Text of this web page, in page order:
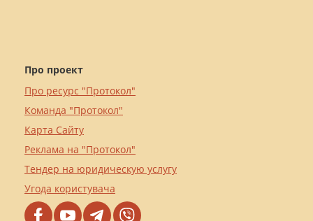
Про проект
Про ресурс "Протокол"
Команда "Протокол"
Карта Сайту
Реклама на "Протокол"
Тендер на юридическую услугу
Угода користувача